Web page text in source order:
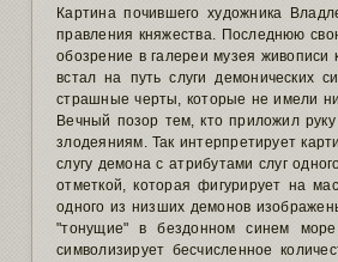
Картина почившего художника
правления княжества. Последнюю
обозрение в галереи музея живописи
встал на путь слуги демонических
страшные черты, которые не имели
Вечный позор тем, кто приложил
злодеяниям. Так интерпретирует
слугу демона с атрибутами слуг
отметкой, которая фигурирует на
одного из низших демонов
"тонущие" в бездонном синем
символизирует бесчисленное